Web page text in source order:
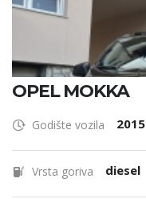
OPEL MOKKA
Godište vozila 2015
Vrsta goriva diesel